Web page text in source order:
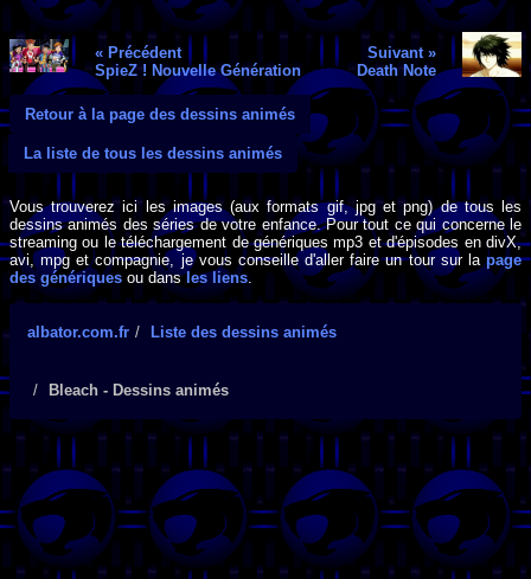
« Précédent
SpieZ ! Nouvelle Génération
Suivant »
Death Note
Retour à la page des dessins animés
La liste de tous les dessins animés
Vous trouverez ici les images (aux formats gif, jpg et png) de tous les
dessins animés des séries de votre enfance. Pour tout ce qui concerne le
streaming ou le téléchargement de génériques mp3 et d'épisodes en divX,
avi, mpg et compagnie, je vous conseille d'aller faire un tour sur lapage
des génériques ou dansles liens.
albator.com.fr Liste des dessins animés
Bleach - Dessins animés